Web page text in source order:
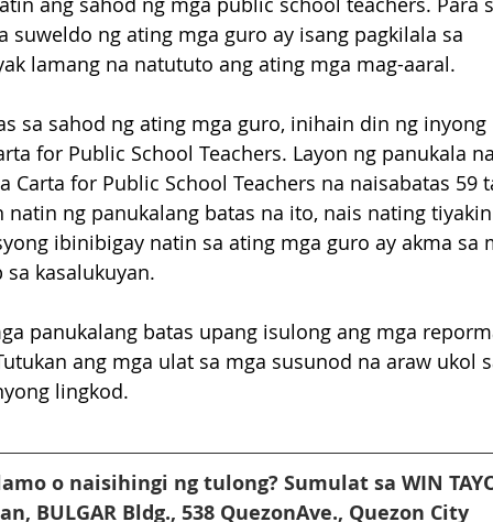
suweldo ng ating mga guro ay isang pagkilala sa
lamang na natututo ang ating mga mag-aaral.
sa sahod ng ating mga guro, inihain din ng inyong
for Public School Teachers. Layon ng panukala
Carta for Public School Teachers na naisabatas 59
natin ng panukalang batas na ito, nais nating
ibinibigay natin sa ating mga guro ay akma sa
kasalukuyan.
panukalang batas upang isulong ang mga
ang mga ulat sa mga susunod na araw ukol
lingkod.
o naisihingi ng tulong? Sumulat sa WIN
BULGAR Bldg., 538 QuezonAve., Quezon City